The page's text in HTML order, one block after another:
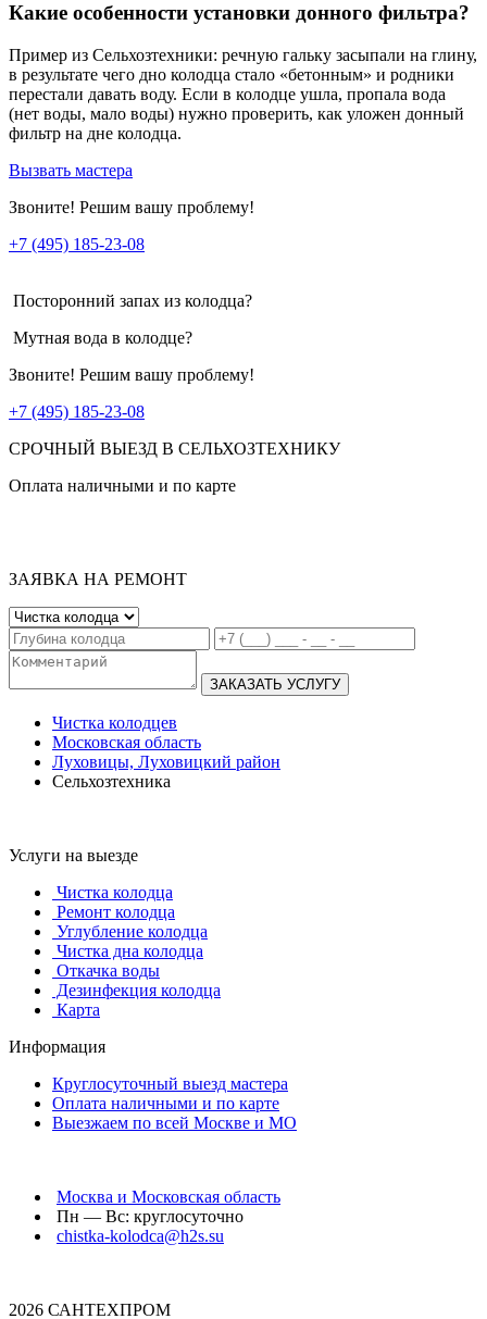
Какие особенности установки донного фильтра?
Пример из Сельхозтехники: речную гальку засыпали на глину,
в результате чего дно колодца стало «бетонным» и родники
перестали давать воду. Если в колодце ушла, пропала вода
(нет воды, мало воды) нужно проверить, как уложен донный
фильтр на дне колодца.
Вызвать мастера
Звоните! Решим вашу проблему!
+7 (495) 185-23-08
Посторонний запах из колодца?
Мутная вода в колодце?
Звоните! Решим вашу проблему!
+7 (495) 185-23-08
СРОЧНЫЙ ВЫЕЗД В СЕЛЬХОЗТЕХНИКУ
Оплата наличными и по карте
ЗАЯВКА НА РЕМОНТ
ЗАКАЗАТЬ УСЛУГУ
Чистка колодцев
Московская область
Луховицы, Луховицкий район
Сельхозтехника
Услуги на выезде
Чистка колодца
Ремонт колодца
Углубление колодца
Чистка дна колодца
Откачка воды
Дезинфекция колодца
Карта
Информация
Круглосуточный выезд мастера
Оплата наличными и по карте
Выезжаем по всей Москве и МО
Москва и Московская область
Пн — Вс: круглосуточно
chistka-kolodca@h2s.su
2026 САНТЕХПРОМ